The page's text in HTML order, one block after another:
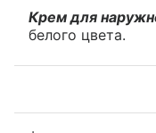
Крем для
белого цвета.